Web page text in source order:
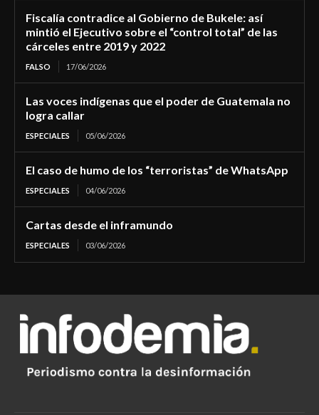
Fiscalía contradice al Gobierno de Bukele: así
mintió el Ejecutivo sobre el “control total” de las
cárceles entre 2019 y 2022
FALSO 17/06/2026
Las voces indígenas que el poder de Guatemala no
logra callar
ESPECIALES 05/06/2026
El caso de humo de los “terroristas” de WhatsApp
ESPECIALES 04/06/2026
Cartas desde el inframundo
ESPECIALES 03/06/2026